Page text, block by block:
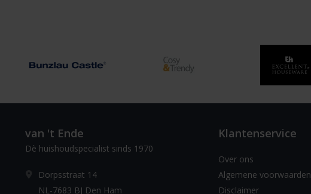
van 't Ende
Dè huishoudspecialist sinds 1970
Dorpsstraat 14
NL-7683 BJ Den Ham
Klantenservice
Over ons
Algemene voorwaarden
Disclaimer